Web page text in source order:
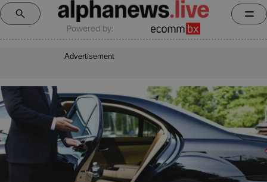
Powered by:
Advertisement